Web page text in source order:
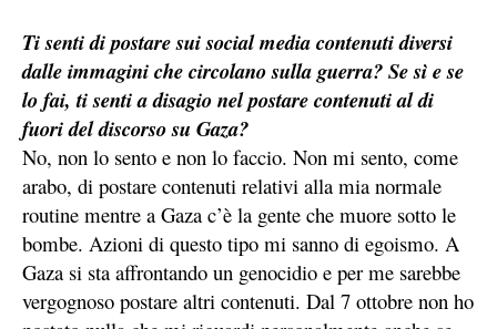
Ti senti di postare sui social media contenuti diversi
dalle immagini che circolano sulla guerra? Se sì e se
lo fai, ti senti a disagio nel postare contenuti al di
fuori del discorso su Gaza?
No, non lo sento e non lo faccio. Non mi sento, come
arabo, di postare contenuti relativi alla mia normale
routine mentre a Gaza c’è la gente che muore sotto le
bombe. Azioni di questo tipo mi sanno di egoismo. A
Gaza si sta affrontando un genocidio e per me sarebbe
vergognoso postare altri contenuti. Dal 7 ottobre non ho